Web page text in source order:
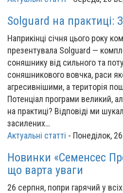
Solguard на практиці:
Наприкінці січня цього року
презентувала Solguard —
соняшнику від сильного та
соняшникового вовчка, раси
агресивнішими, а територія
Потенціал програми великий,
на практиці? Відповіді ми
засилених…
Актуальні статті - Понеділок,
Новинки «Семенсес
що варта уваги
26 серпня, попри гарячий у